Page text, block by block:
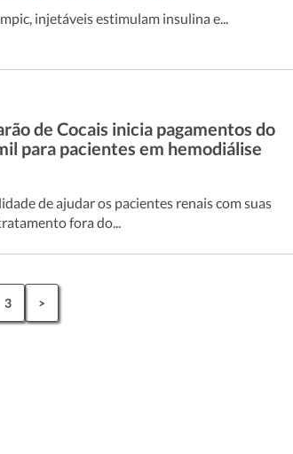
injetáveis estimulam insulina e...
de Cocais inicia pagamentos do
para pacientes em hemodiálise
de ajudar os pacientes renais com suas
fora do...
3 >